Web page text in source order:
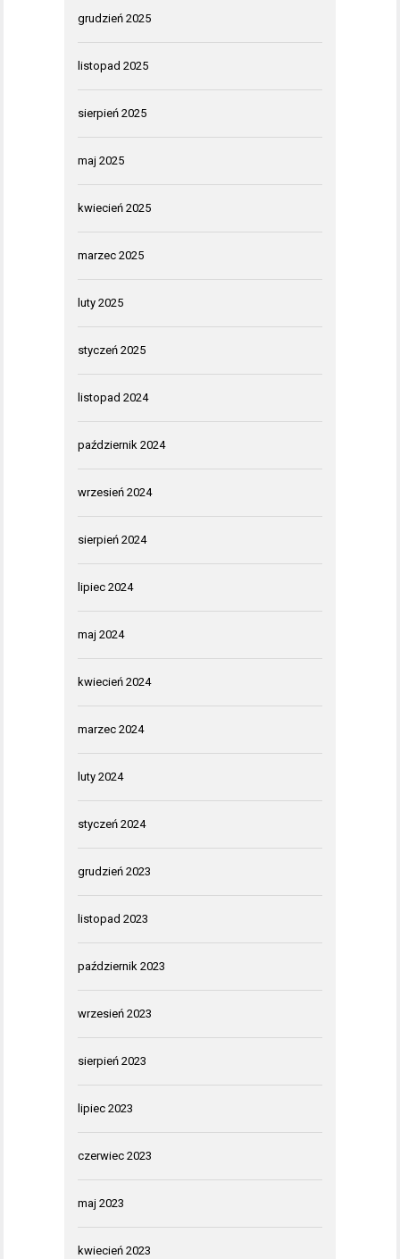
grudzień 2025
listopad 2025
sierpień 2025
maj 2025
kwiecień 2025
marzec 2025
luty 2025
styczeń 2025
listopad 2024
październik 2024
wrzesień 2024
sierpień 2024
lipiec 2024
maj 2024
kwiecień 2024
marzec 2024
luty 2024
styczeń 2024
grudzień 2023
listopad 2023
październik 2023
wrzesień 2023
sierpień 2023
lipiec 2023
czerwiec 2023
maj 2023
kwiecień 2023